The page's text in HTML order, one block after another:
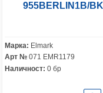
955BERLIN1B/BK
Марка: Elmark
Арт № 071 EMR1179
Наличност: 0 бр